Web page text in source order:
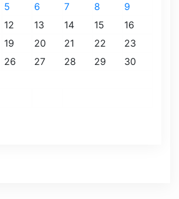
5 6 7 8
9
12 13 14 15
16
19 20 21 22
23
26 27 28 29
30